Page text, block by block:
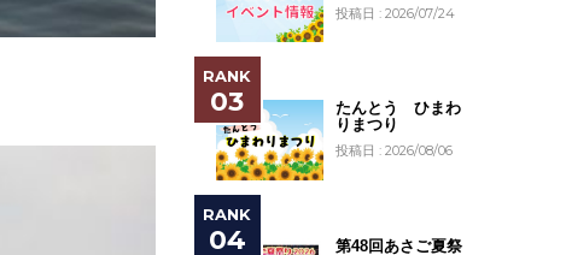
投稿日 : 2026/07/24
たんとう ひまわ
りまつり
投稿日 : 2026/08/06
第48回あさご夏祭